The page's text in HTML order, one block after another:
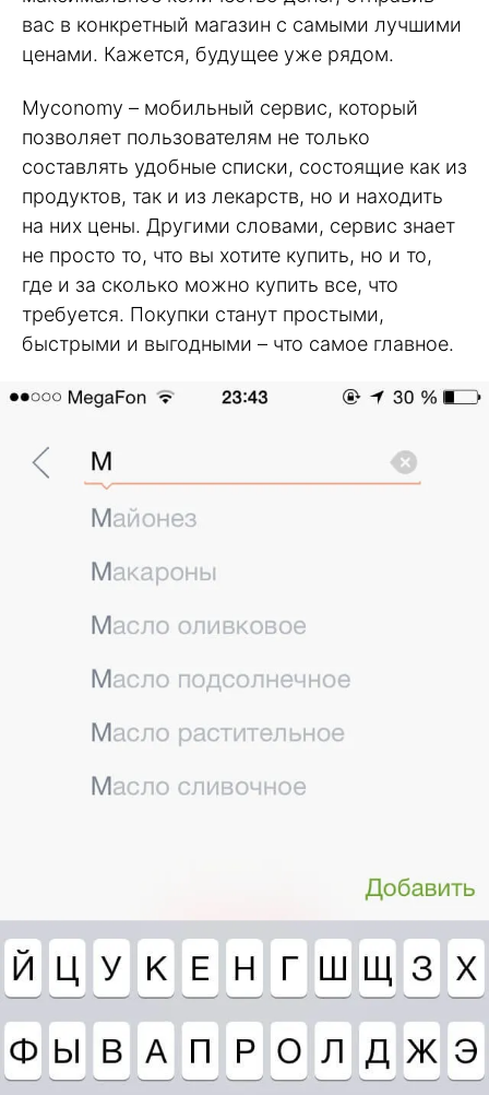
вас в конкретный магазин с самыми лучшими
ценами. Кажется, будущее уже рядом.
Myconomy – мобильный сервис, который
позволяет пользователям не только
составлять удобные списки, состоящие как из
продуктов, так и из лекарств, но и находить
на них цены. Другими словами, сервис знает
не просто то, что вы хотите купить, но и то,
где и за сколько можно купить все, что
требуется. Покупки станут простыми,
быстрыми и выгодными – что самое главное.